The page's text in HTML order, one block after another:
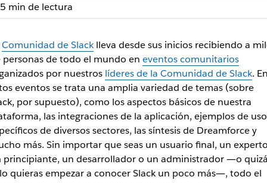
consejos de
provecho de la plataforma para brindar atención al
5 min de lectura
Comunidad de Slacklleva desde sus inicios recibiendo a
personas de todo el mundo en eventos comunitarios
por nuestros líderes de la Comunidad de Slack. En
eventos se trata una amplia variedad de temas (sobre
por supuesto), como los aspectos básicos de nuestra
las integraciones de la aplicación, ejemplos de uso
de diversos sectores, las síntesis de Dreamforce y
más. Sin importar que seas un usuario final, un
principiante, un desarrollador o un administrador ―o
quieras empezar a conocer Slack un poco más―, todo el